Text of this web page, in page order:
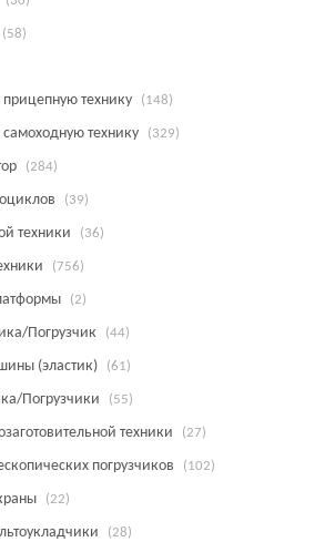
(58)
технику (148)
технику (329)
(284)
(39)
техники (36)
(756)
(2)
Погрузчик (44)
(эластик) (61)
Погрузчики (55)
техники (27)
погрузчиков (102)
(22)
(28)